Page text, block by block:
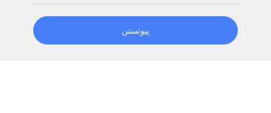
پیوتستن